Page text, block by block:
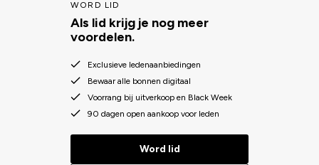
WORD LID
Als lid krijg je nog meer
voordelen.
Exclusieve ledenaanbiedingen
Bewaar alle bonnen digitaal
Voorrang bij uitverkoop en Black Week
90 dagen open aankoop voor leden
Word lid